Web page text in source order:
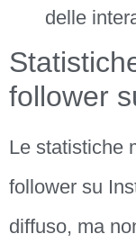
delle
follower
Le statistiche
follower su
diffuso, ma